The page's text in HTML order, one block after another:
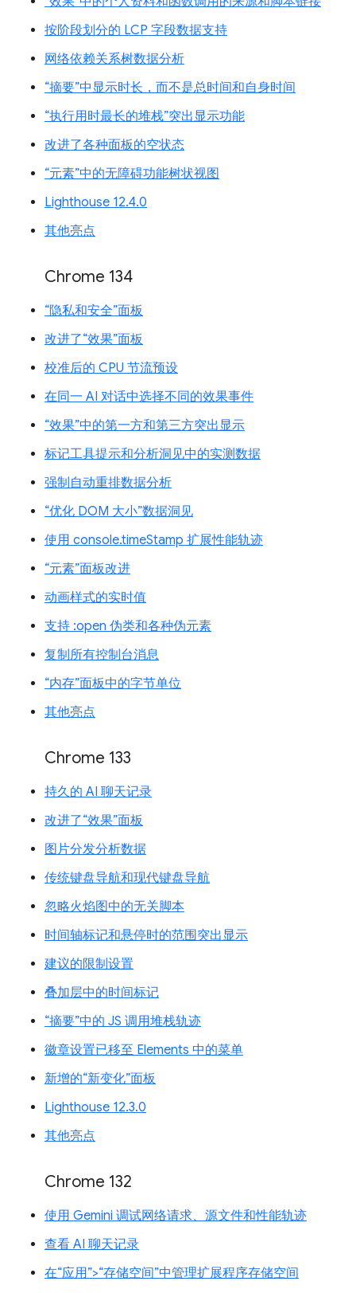
按阶段划分的 LCP 字段数据支持
网络依赖关系树数据分析
“摘要”中显示时长，而不是总时间和自身时间
“执行用时最长的堆栈”突出显示功能
改进了各种面板的空状态
“元素”中的无障碍功能树状视图
Lighthouse 12.4.0
其他亮点
Chrome 134
“隐私和安全”面板
改进了“效果”面板
校准后的 CPU 节流预设
在同一 AI 对话中选择不同的效果事件
“效果”中的第一方和第三方突出显示
标记工具提示和分析洞见中的实测数据
强制自动重排数据分析
“优化 DOM 大小”数据洞见
使用 console.timeStamp 扩展性能轨迹
“元素”面板改进
动画样式的实时值
支持 :open 伪类和各种伪元素
复制所有控制台消息
“内存”面板中的字节单位
其他亮点
Chrome 133
持久的 AI 聊天记录
改进了“效果”面板
图片分发分析数据
传统键盘导航和现代键盘导航
忽略火焰图中的无关脚本
时间轴标记和悬停时的范围突出显示
建议的限制设置
叠加层中的时间标记
“摘要”中的 JS 调用堆栈轨迹
徽章设置已移至 Elements 中的菜单
新增的“新变化”面板
Lighthouse 12.3.0
其他亮点
Chrome 132
使用 Gemini 调试网络请求、源文件和性能轨迹
查看 AI 聊天记录
在“应用”>“存储空间”中管理扩展程序存储空间